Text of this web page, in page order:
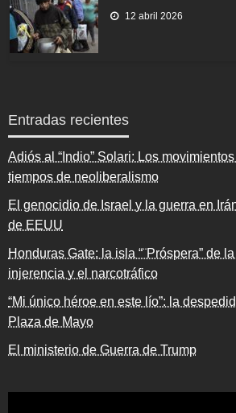
12 abril 2026
Entradas recientes
Adiós al “Indio” Solari: Los
tiempos de neoliberalismo
El genocidio de Israel y la guerra en
de EEUU
Honduras Gate: la isla “¨Próspera” de
injerencia y el narcotráfico
“Mi único héroe en este lío”: la
Plaza de Mayo
El ministerio de Guerra de Trump